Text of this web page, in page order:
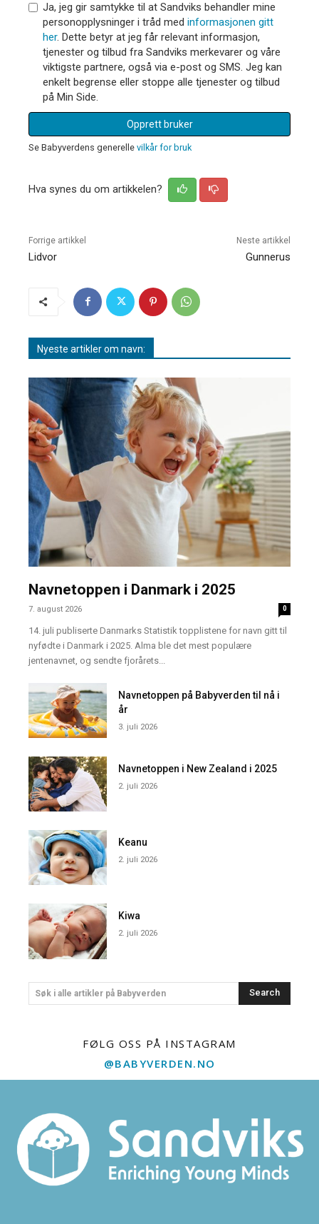
Ja, jeg gir samtykke til at Sandviks behandler mine
personopplysninger i tråd med informasjonen gitt
her. Dette betyr at jeg får relevant informasjon,
tjenester og tilbud fra Sandviks merkevarer og våre
viktigste partnere, også via e-post og SMS. Jeg kan
enkelt begrense eller stoppe alle tjenester og tilbud
på Min Side.
Opprett bruker
Se Babyverdens generelle vilkår for bruk
Hva synes du om artikkelen?
Forrige artikkel
Lidvor
Neste artikkel
Gunnerus
Nyeste artikler om navn:
Navnetoppen i Danmark i 2025
7. august 2026 0
14. juli publiserte Danmarks Statistik topplistene for navn gitt til
nyfødte i Danmark i 2025. Alma ble det mest populære
jentenavnet, og sendte fjorårets...
Navnetoppen på Babyverden til nå i
år
3. juli 2026
Navnetoppen i New Zealand i 2025
2. juli 2026
Keanu
2. juli 2026
Kiwa
2. juli 2026
Søk i alle artikler på Babyverden Search
FØLG OSS PÅ INSTAGRAM
@BABYVERDEN.NO